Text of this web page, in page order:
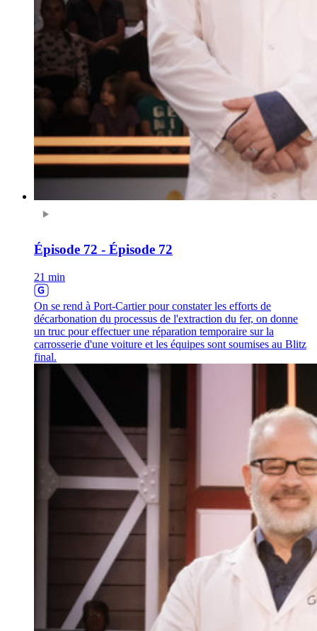
Épisode 72 - Épisode 72
21 min
On se rend à Port-Cartier pour constater les efforts de
décarbonation du processus de l'extraction du fer, on donne
un truc pour effectuer une réparation temporaire sur la
carrosserie d'une voiture et les équipes sont soumises au Blitz
final.